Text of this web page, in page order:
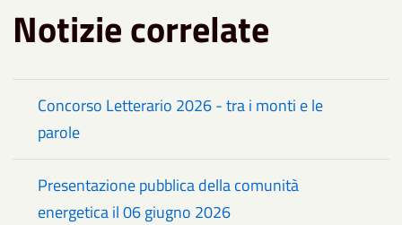
Notizie correlate
Concorso Letterario 2026 - tra i monti e le
parole
Presentazione pubblica della comunità
energetica il 06 giugno 2026